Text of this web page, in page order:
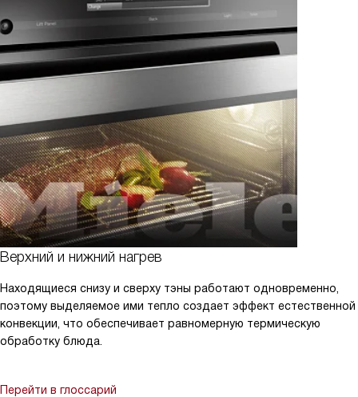
Верхний и нижний нагрев
Находящиеся снизу и сверху тэны работают одновременно,
поэтому выделяемое ими тепло создает эффект естественной
конвекции, что обеспечивает равномерную термическую
обработку блюда.
Перейти в глоссарий